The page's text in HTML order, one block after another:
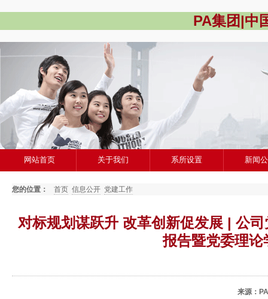
PA集团|中
网站首页 关于我们 系所设置 新闻
您的位置： 首页 信息公开 党建工作
对标规划谋跃升 改革创新促发展 | 公
报告暨党委理
来源：